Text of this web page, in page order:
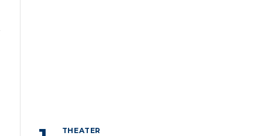
THEATER